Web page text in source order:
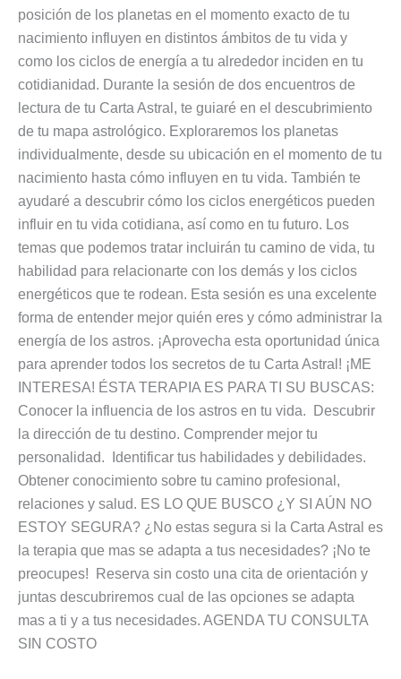
posición de los planetas en el momento exacto de tu
nacimiento influyen en distintos ámbitos de tu vida y
como los ciclos de energía a tu alrededor inciden en tu
cotidianidad. Durante la sesión de dos encuentros de
lectura de tu Carta Astral, te guiaré en el descubrimiento
de tu mapa astrológico. Exploraremos los planetas
individualmente, desde su ubicación en el momento de tu
nacimiento hasta cómo influyen en tu vida. También te
ayudaré a descubrir cómo los ciclos energéticos pueden
influir en tu vida cotidiana, así como en tu futuro. Los
temas que podemos tratar incluirán tu camino de vida, tu
habilidad para relacionarte con los demás y los ciclos
energéticos que te rodean. Esta sesión es una excelente
forma de entender mejor quién eres y cómo administrar la
energía de los astros. ¡Aprovecha esta oportunidad única
para aprender todos los secretos de tu Carta Astral! ¡ME
INTERESA! ÉSTA TERAPIA ES PARA TI SU BUSCAS:
Conocer la influencia de los astros en tu vida. Descubrir
la dirección de tu destino. Comprender mejor tu
personalidad. Identificar tus habilidades y debilidades.
Obtener conocimiento sobre tu camino profesional,
relaciones y salud. ES LO QUE BUSCO ¿Y SI AÚN NO
ESTOY SEGURA? ¿No estas segura si la Carta Astral es
la terapia que mas se adapta a tus necesidades? ¡No te
preocupes! Reserva sin costo una cita de orientación y
juntas descubriremos cual de las opciones se adapta
mas a ti y a tus necesidades. AGENDA TU CONSULTA
SIN COSTO